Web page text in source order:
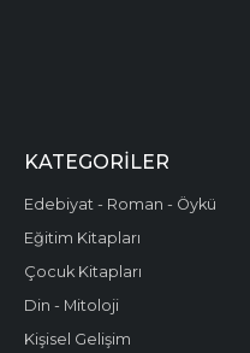
KATEGORILER
Edebiyat - Roman - Öykü
Eğitim Kitapları
Çocuk Kitapları
Din - Mitoloji
Kişisel Gelişim